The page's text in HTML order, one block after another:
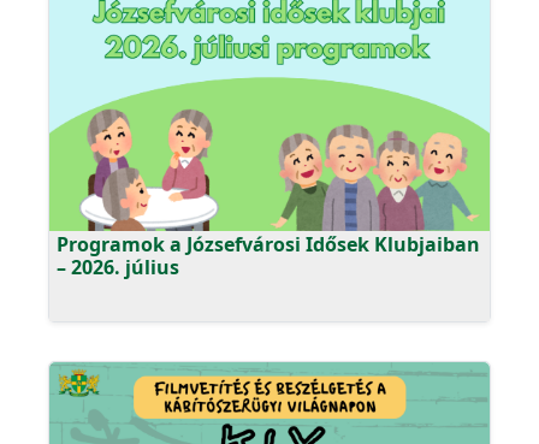
Programok a Józsefvárosi Idősek Klubjaiban
– 2026. július